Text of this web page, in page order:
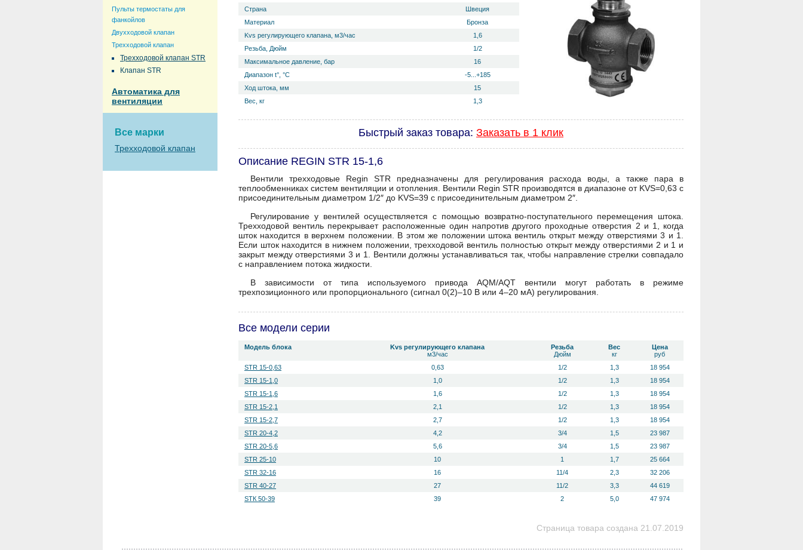
Пульты термостаты для
фанкойлов
Двухходовой клапан
Трехходовой клапан
Трехходовой клапан STR
Клапан STR
Автоматика для
вентиляции
Все марки
Трехходовой клапан
Страна
Швеция
Материал
Бронза
Kvs регулирующего клапана, м3/час
1,6
Резьба, Дюйм
1/2
Максимальное давление, бар
16
Диапазон t°, °С
-5...+185
Ход штока, мм
15
Вес, кг
1,3
Быстрый заказ товара: Заказать в 1 клик
Описание REGIN STR 15-1,6
Вентили трехходовые Regin STR предназначены для регулирования расхода воды, а также пара в
теплообменниках систем вентиляции и отопления. Вентили Regin STR производятся в диапазоне от KVS=0,63 с
присоединительным диаметром 1/2″ до KVS=39 с присоединительным диаметром 2″.
Регулирование у вентилей осуществляется с помощью возвратно-поступательного перемещения штока.
Трехходовой вентиль перекрывает расположенные один напротив другого проходные отверстия 2 и 1, когда
шток находится в верхнем положении. В этом же положении штока вентиль открыт между отверстиями 3 и 1.
Если шток находится в нижнем положении, трехходовой вентиль полностью открыт между отверстиями 2 и 1 и
закрыт между отверстиями 3 и 1. Вентили должны устанавливаться так, чтобы направление стрелки совпадало
с направлением потока жидкости.
В зависимости от типа используемого привода AQM/AQT вентили могут работать в режиме
трехпозиционного или пропорционального (сигнал 0(2)–10 В или 4–20 мА) регулирования.
Все модели серии
Модель блока
Kvs регулирующего клапана
м3/час
Резьба
Дюйм
Вес
кг
Цена
руб
STR 15-0,63
0,63 1/2 1,3
18 954
STR 15-1,0
1,0 1/2 1,3
18 954
STR 15-1,6
1,6 1/2 1,3
18 954
STR 15-2,1
2,1 1/2 1,3
18 954
STR 15-2,7
2,7 1/2 1,3
18 954
STR 20-4,2
4,2 3/4 1,5
23 987
STR 20-5,6
5,6 3/4 1,5
23 987
STR 25-10
10 1 1,7
25 664
STR 32-16
16 11/4 2,3
32 206
STR 40-27
27 11/2 3,3
44 619
STК 50-39
39 2 5,0 47 974
Страница товара создана 21.07.2019